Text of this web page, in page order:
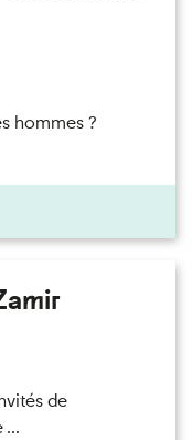
hommes ?
de
...